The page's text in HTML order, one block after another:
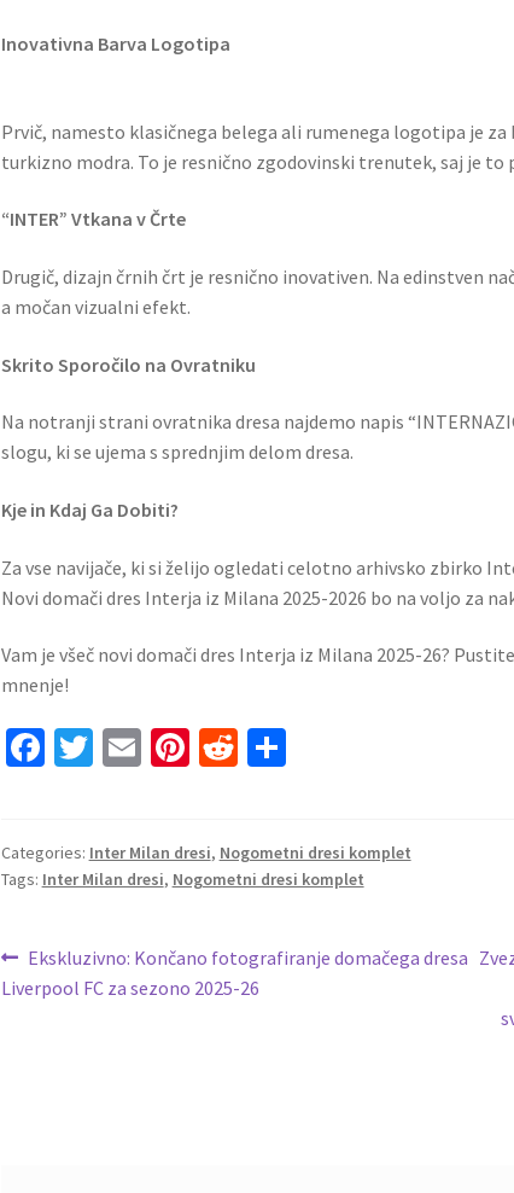
Inovativna Barva Logotipa
Prvič, namesto klasičnega belega ali rumenega logotipa je
turkizno modra. To je resnično zgodovinski trenutek, saj je
“INTER” Vtkana v Črte
Drugič, dizajn črnih črt je resnično inovativen. Na edinstven
a močan vizualni efekt.
Skrito Sporočilo na Ovratniku
Na notranji strani ovratnika dresa najdemo napis
slogu, ki se ujema s sprednjim delom dresa.
Kje in Kdaj Ga Dobiti?
Za vse navijače, ki si želijo ogledati celotno arhivsko zbirko
Novi domači dres Interja iz Milana 2025-2026 bo na voljo za
Vam je všeč novi domači dres Interja iz Milana 2025-26?
mnenje!
Fa
o
o
k
T
er
E
l
Pi
es
t
R
di
t
S
e
Categories: Inter Milan dresi, Nogometni dresi komplet
Tags: Inter Milan dresi, Nogometni dresi komplet
Navigacija
prispevka
Previous
post:
Ekskluzivno: Končano fotografiranje domačega dresa
Liverpool FC za sezono 2025-26